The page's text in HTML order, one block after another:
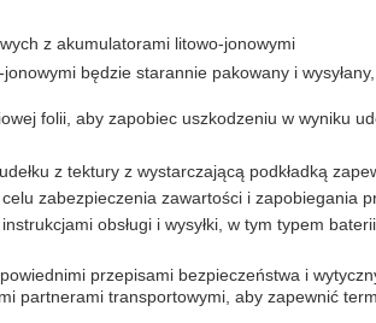
z akumulatorami litowo-jonowymi
będzie starannie pakowany i
folii, aby zapobiec uszkodzeniu w wyniku
z tektury z wystarczającą podkładką
zabezpieczenia zawartości i zapobiegania
obsługi i wysyłki, w tym typem
przepisami bezpieczeństwa i
partnerami transportowymi, aby zapewnić